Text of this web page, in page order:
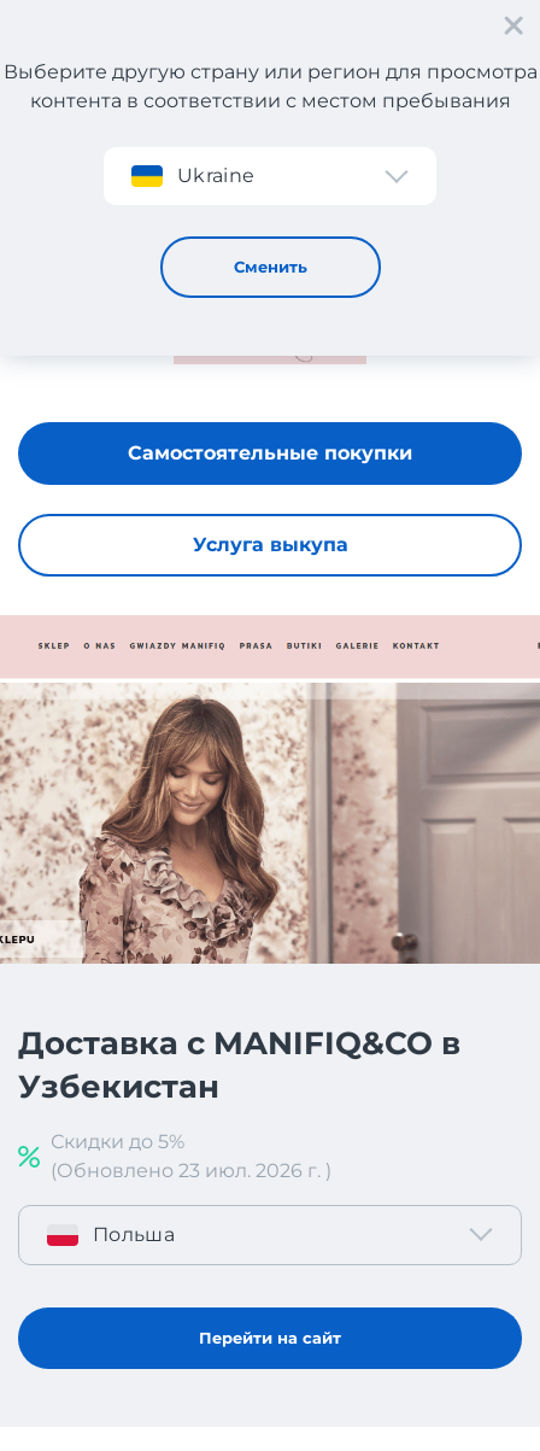
Регистрация
Выберите другую страну или регион для просмотра
контента в соответствии с местом пребывания
Ukraine
Сменить
MANIFIQ&CO
Услуга выкупа
Самостоятельные покупки
Доставка с MANIFIQ&CO в
Узбекистан
Скидки до 5%
(Обновлено 23 июл. 2026 г. )
Польша
Перейти на сайт